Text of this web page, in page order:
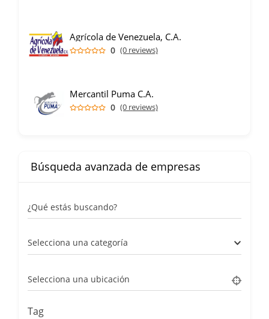
Agrícola de Venezuela, C.A.
0 (0 reviews)
Mercantil Puma C.A.
0 (0 reviews)
Búsqueda avanzada de empresas
¿Qué estás buscando?
Selecciona una categoría
Selecciona una ubicación
Tag